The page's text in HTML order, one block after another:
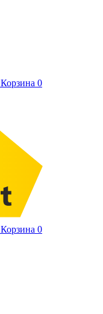
Корзина 0
Корзина 0